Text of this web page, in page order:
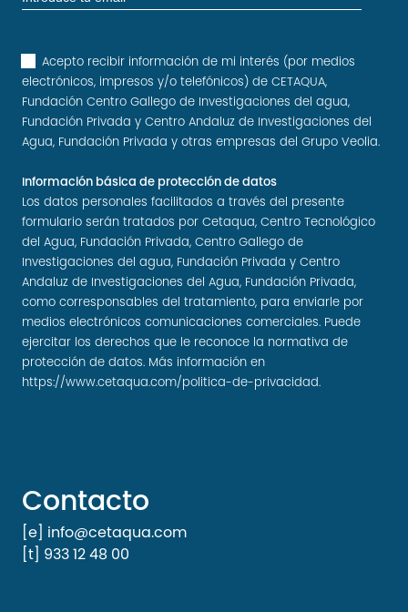
Acepto recibir información de mi interés (por medios
electrónicos, impresos y/o telefónicos) de CETAQUA,
Fundación Centro Gallego de Investigaciones del agua,
Fundación Privada y Centro Andaluz de Investigaciones del
Agua, Fundación Privada y otras empresas del Grupo Veolia.
Información básica de protección de datos
Los datos personales facilitados a través del presente
formulario serán tratados por Cetaqua, Centro Tecnológico
del Agua, Fundación Privada, Centro Gallego de
Investigaciones del agua, Fundación Privada y Centro
Andaluz de Investigaciones del Agua, Fundación Privada,
como corresponsables del tratamiento, para enviarle por
medios electrónicos comunicaciones comerciales. Puede
ejercitar los derechos que le reconoce la normativa de
protección de datos. Más información en
https://www.cetaqua.com/politica-de-privacidad.
Contacto
[e] info@cetaqua.com
[t] 933 12 48 00